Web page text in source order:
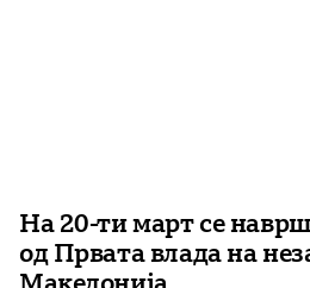
На 20-ти март се
од Првата влада на